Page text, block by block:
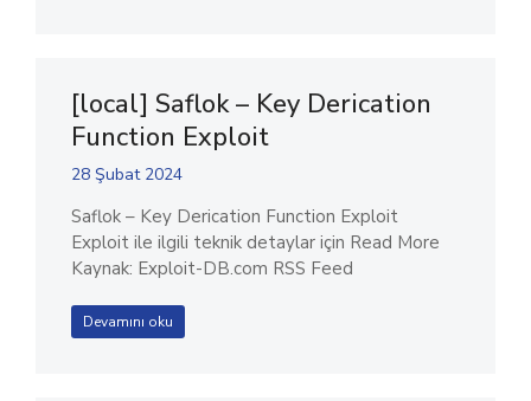
[local] Saflok – Key Derication
Function Exploit
28 Şubat 2024
Saflok – Key Derication Function Exploit
Exploit ile ilgili teknik detaylar için Read More
Kaynak: Exploit-DB.com RSS Feed
Devamını oku